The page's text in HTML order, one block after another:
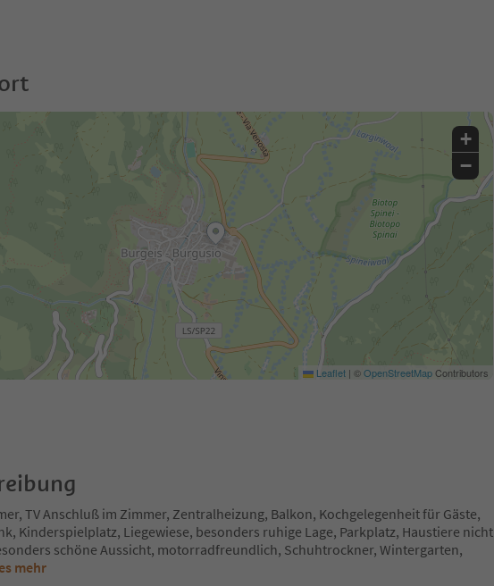
+
−
Leaflet | ©OpenStreetMapContributors
TV Anschluß im Zimmer, Zentralheizung, Balkon, Kochgelegenheit für Gäste,
Kinderspielplatz, Liegewiese, besonders ruhige Lage, Parkplatz, Haustiere nicht
schöne Aussicht, motorradfreundlich, Schuhtrockner, Wintergarten,
mehr